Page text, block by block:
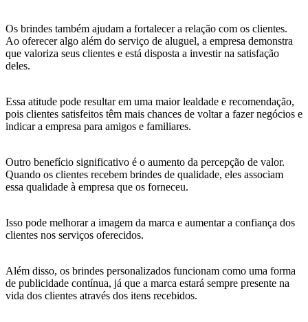
Os brindes também ajudam a fortalecer a relação com os clientes.
Ao oferecer algo além do serviço de aluguel, a empresa demonstra
que valoriza seus clientes e está disposta a investir na satisfação
deles.
Essa atitude pode resultar em uma maior lealdade e recomendação,
pois clientes satisfeitos têm mais chances de voltar a fazer negócios e
indicar a empresa para amigos e familiares.
Outro benefício significativo é o aumento da percepção de valor.
Quando os clientes recebem brindes de qualidade, eles associam
essa qualidade à empresa que os forneceu.
Isso pode melhorar a imagem da marca e aumentar a confiança dos
clientes nos serviços oferecidos.
Além disso, os brindes personalizados funcionam como uma forma
de publicidade contínua, já que a marca estará sempre presente na
vida dos clientes através dos itens recebidos.